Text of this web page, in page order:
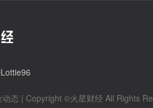
态 | Copyright ©火星财经 All Rights